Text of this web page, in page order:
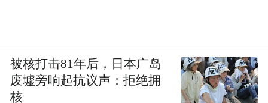
被核打击81年后，日本广岛
废墟旁响起抗议声：拒绝拥
核